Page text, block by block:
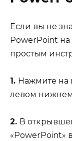
Если вы не
PowerPoint на
простым
1. Нажмите на
левом нижнем
2. В
«PowerPoint»